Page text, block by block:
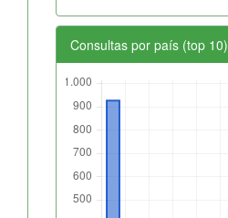
Consultas por país (top 10)